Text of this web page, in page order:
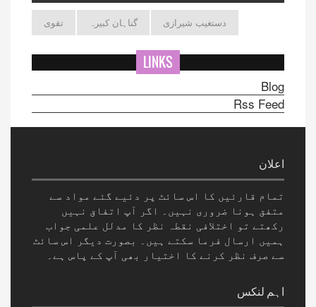
تقوی گناہان کبیرہ دستغیب شیرازی
LINKS
Blog
Rss Feed
اعلان
تمام قارئیں کا اس سائٹ پر دئیے گئے مواد سے
متفق ہونا ضروری نہیں۔ اگر آپ اتفاق نہیں
رکھتے تو اختلافی نقطہ نظر کا مدلل علمی جواب
ہمیں ارسال فرما سکتے ہیں۔ بصورت دیگر اس سائٹ
سے صرف نظر کرنے کا اختیار بھی آپ کے پاس ہے۔
اہم لنکس